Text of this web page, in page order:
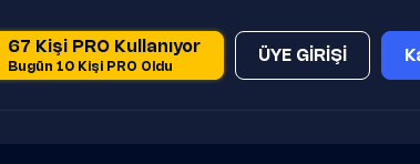
67 Kişi PRO Kullanıyor
Bugün 10 Kişi PRO Oldu
ÜYE GİRİŞİ